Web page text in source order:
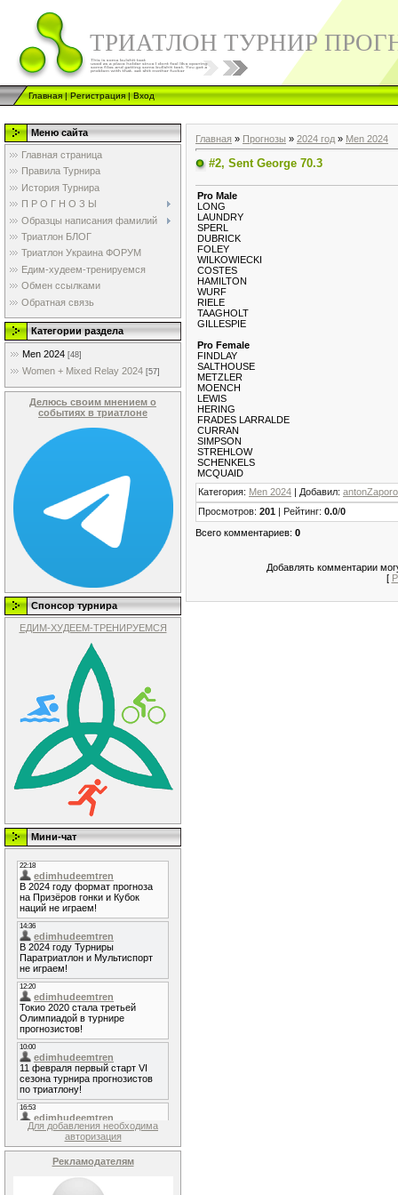
ТРИАТЛОН ТУРНИР
Главная|Регистрация|Вход
Меню сайта
Главная страница
Правила Турнира
История Турнира
П Р О Г Н О З Ы
Образцы написания фамилий
Триатлон БЛОГ
Триатлон Украина ФОРУМ
Едим-худеем-тренируемся
Обмен ссылками
Обратная связь
Категории раздела
Men 2024 [48]
Women + Mixed Relay 2024 [57]
Делюсь своим мнением о
событиях в триатлоне
Спонсор турнира
ЕДИМ-ХУДЕЕМ-ТРЕНИРУЕМСЯ
Мини-чат
Для добавления необходима
авторизация
Рекламодателям
Главная » Прогнозы » 2024 год » Men 2024
#2, Sent George 70.3
Pro Male
LONG
LAUNDRY
SPERL
DUBRICK
FOLEY
WILKOWIECKI
COSTES
HAMILTON
WURF
RIELE
TAAGHOLT
GILLESPIE
Pro Female
FINDLAY
SALTHOUSE
METZLER
MOENCH
LEWIS
HERING
FRADES LARRALDE
CURRAN
SIMPSON
STREHLOW
SCHENKELS
MCQUAID
Категория: Men 2024 | Добавил:
Просмотров: 201 | Рейтинг: 0.0/0
Всего комментариев: 0
Добавлять комментарии
[